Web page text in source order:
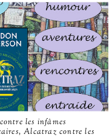
les infâmes
Alcatraz contre les